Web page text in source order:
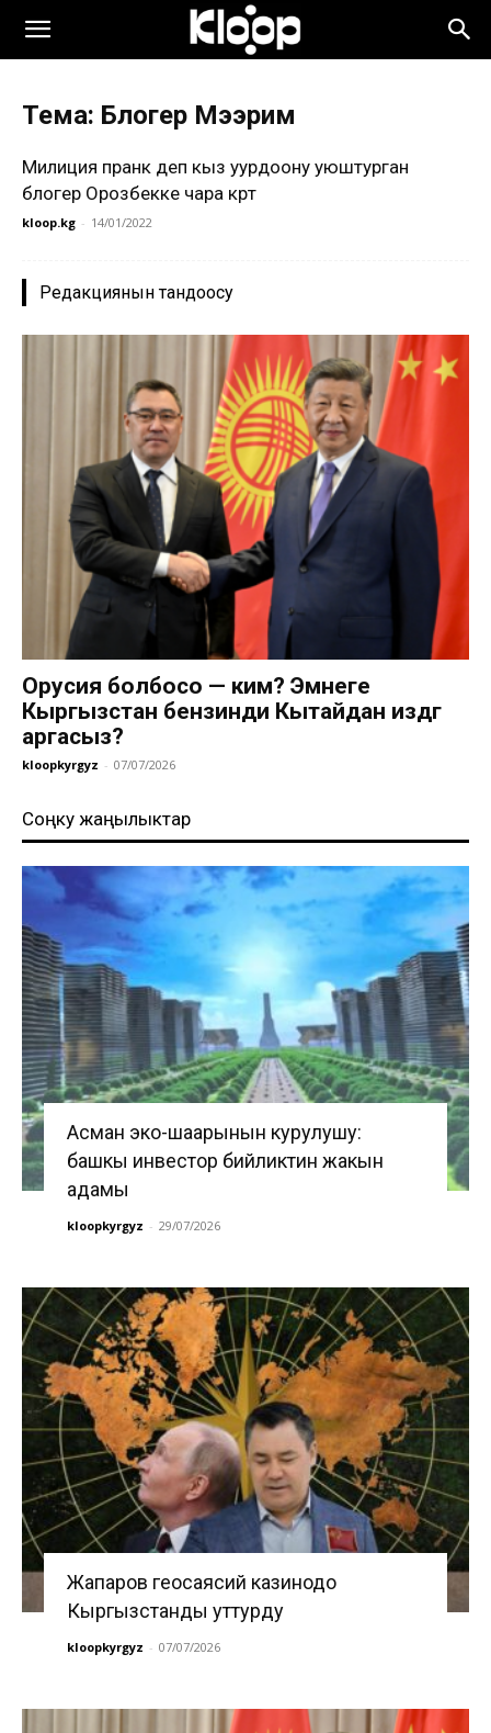
Тема: Блогер Мээрим
Милиция пранк деп кыз уурдоону уюштурган
блогер Орозбекке чара көрөт
kloop.kg - 14/01/2022
Редакциянын тандоосу
Орусия болбосо — ким? Эмнеге
Кыргызстан бензинди Кытайдан издөөгө
аргасыз?
kloopkyrgyz - 07/07/2026
Соңку жаңылыктар
Асман эко-шаарынын курулушу:
башкы инвестор бийликтин жакын
адамы
kloopkyrgyz - 29/07/2026
Жапаров геосаясий казинодо
Кыргызстанды уттурду
kloopkyrgyz - 07/07/2026